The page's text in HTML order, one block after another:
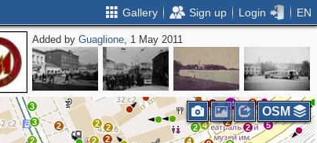
Gallery Sign up Login EN
Added byGuaglione, 1 May 2011
2
2
2
2
2
2
9
3
12
3
2
2
2
4
14
2
4
4 2 5
2
3
4
3
3
2
OSM